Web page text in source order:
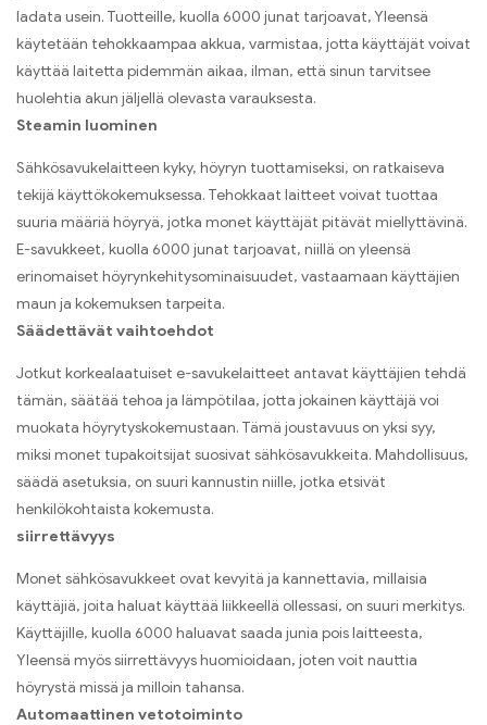
ladata usein. Tuotteille, kuolla 6000 junat tarjoavat, Yleensä
käytetään tehokkaampaa akkua, varmistaa, jotta käyttäjät voivat
käyttää laitetta pidemmän aikaa, ilman, että sinun tarvitsee
huolehtia akun jäljellä olevasta varauksesta.
Steamin luominen
Sähkösavukelaitteen kyky, höyryn tuottamiseksi, on ratkaiseva
tekijä käyttökokemuksessa. Tehokkaat laitteet voivat tuottaa
suuria määriä höyryä, jotka monet käyttäjät pitävät miellyttävinä.
E-savukkeet, kuolla 6000 junat tarjoavat, niillä on yleensä
erinomaiset höyrynkehitysominaisuudet, vastaamaan käyttäjien
maun ja kokemuksen tarpeita.
Säädettävät vaihtoehdot
Jotkut korkealaatuiset e-savukelaitteet antavat käyttäjien tehdä
tämän, säätää tehoa ja lämpötilaa, jotta jokainen käyttäjä voi
muokata höyrytyskokemustaan. Tämä joustavuus on yksi syy,
miksi monet tupakoitsijat suosivat sähkösavukkeita. Mahdollisuus,
säädä asetuksia, on suuri kannustin niille, jotka etsivät
henkilökohtaista kokemusta.
siirrettävyys
Monet sähkösavukkeet ovat kevyitä ja kannettavia, millaisia ​​
käyttäjiä, joita haluat käyttää liikkeellä ollessasi, on suuri merkitys.
Käyttäjille, kuolla 6000 haluavat saada junia pois laitteesta,
Yleensä myös siirrettävyys huomioidaan, joten voit nauttia
höyrystä missä ja milloin tahansa.
Automaattinen vetotoiminto